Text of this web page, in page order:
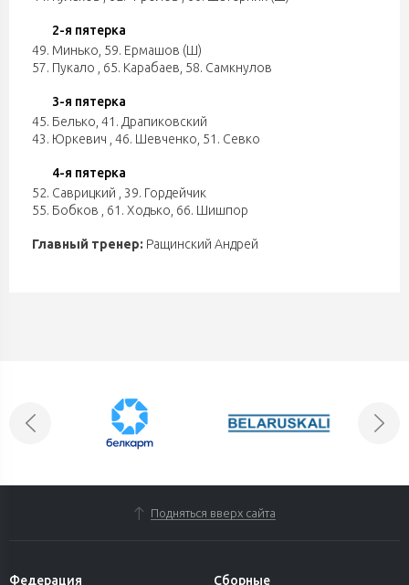
2-я пятерка
49. Минько 59. Ермашов (Ш)
57. Пукало
65. Карабаев 58. Самкнулов
3-я пятерка
45. Белько 41. Драпиковский
43. Юркевич
46. Шевченко 51. Севко
4-я пятерка
52. Саврицкий
39. Гордейчик
55. Бобков
61. Ходько 66. Шишпор
Главный тренер: Ращинский Андрей
Подняться вверх сайта
Федерация Сборные